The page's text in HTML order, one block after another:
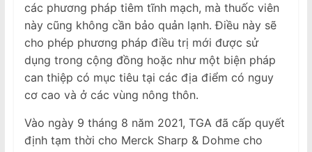
các phương pháp tiêm tĩnh mạch, mà thuốc viên
này cũng không cần bảo quản lạnh. Điều này sẽ
cho phép phương pháp điều trị mới được sử
dụng trong cộng đồng hoặc như một biện pháp
can thiệp có mục tiêu tại các địa điểm có nguy
cơ cao và ở các vùng nông thôn.
Vào ngày 9 tháng 8 năm 2021, TGA đã cấp quyết
định tạm thời cho Merck Sharp & Dohme cho